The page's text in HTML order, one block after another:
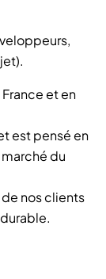
et en
est pensé en
du
nos clients